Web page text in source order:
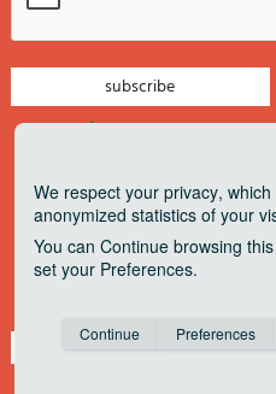
newsletter travels
newsletter military
We respect your privacy,
anonymized statistics of your
You can Continue browsing
set your Preferences.
Consent cookie
Continue Preferences